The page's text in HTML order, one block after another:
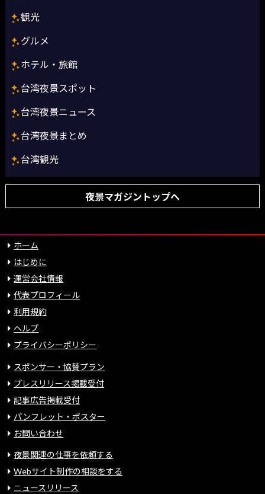
観光
グルメ
ホテル・旅館
台湾夜景スポット
台湾夜景ニュース
台湾夜景まとめ
台湾観光
夜景マガジントップへ
ホーム
はじめに
運営会社情報
代表プロフィール
利用規約
ヘルプ
プライバシーポリシー
スポンサー・協賛プラン
プレスリリース掲載受付
記事広告掲載受付
パンフレット・ポスター
お問い合わせ
夜景関連の仕事を依頼する
Webサイト制作の相談をする
ニュースリリース